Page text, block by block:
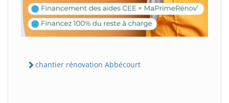
chantier rénovation Abbécourt